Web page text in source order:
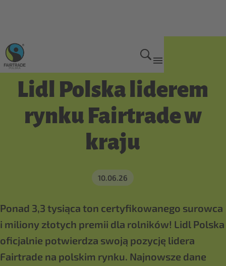
Zaangażuj się
Lidl Polska liderem
rynku Fairtrade w
kraju
10.06.26
Ponad 3,3 tysiąca ton certyfikowanego surowca
i miliony złotych premii dla rolników! Lidl Polska
oficjalnie potwierdza swoją pozycję lidera
Fairtrade na polskim rynku. Najnowsze dane